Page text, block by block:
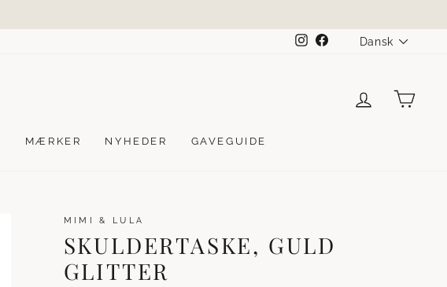
InstagramFacebookSPROG
Dansk
LOG IND
MÆRKER NYHEDER GAVEGUIDE
MIMI & LULA
SKULDERTASKE, GULD
GLITTER